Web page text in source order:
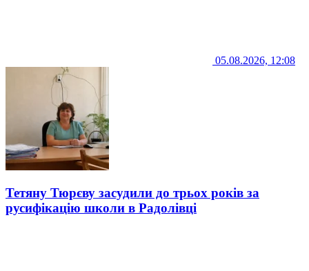
05.08.2026, 12:08
Тетяну Тюрєву засудили до трьох років за
русифікацію школи в Радолівці